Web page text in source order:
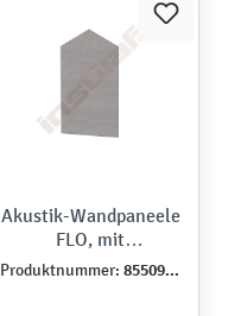
Akustik-Wandpaneele
FLO, mit
Bahamabezug, D
Produktnummer: 855092-1